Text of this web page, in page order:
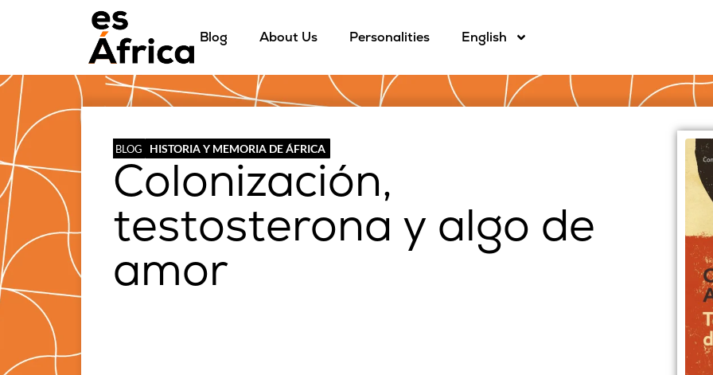
Blog About Us Personalities English
BLOG HISTORIA Y MEMORIA DE ÁFRICA
Colonización,
testosterona y algo de
amor